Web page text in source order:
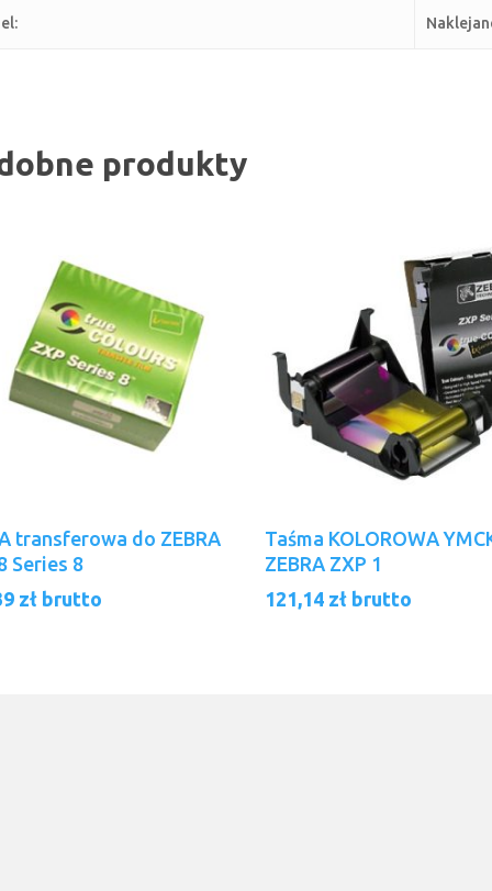
produkty
Dodaj Do Koszyka
transferowa do ZEBRA
Series 8
zł brutto
Dodaj Do Koszyka
Taśma KOLOROWA
ZEBRA ZXP 1
121,14 zł brutto